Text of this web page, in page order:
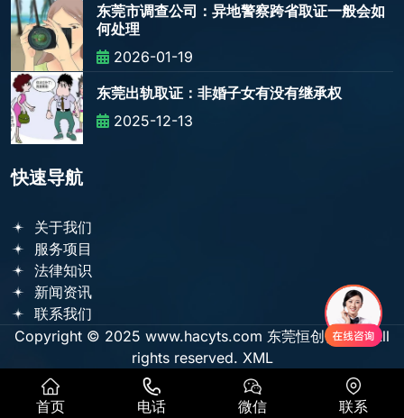
东莞市调查公司：异地警察跨省取证一般会如
何处理
2026-01-19
东莞出轨取证：非婚子女有没有继承权
2025-12-13
快速导航
关于我们
服务项目
法律知识
新闻资讯
联系我们
Copyright © 2025 www.hacyts.com 东莞恒创侦探社 All
rights reserved. XML
首页 电话 微信 联系